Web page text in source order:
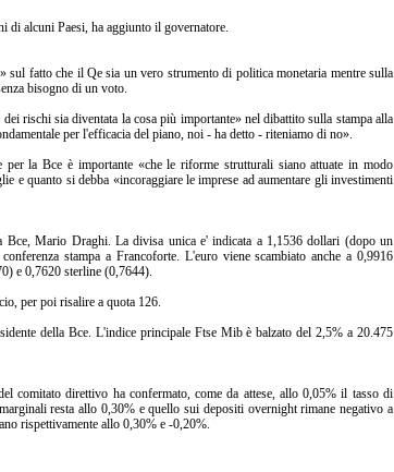
di alcuni Paesi, ha aggiunto il governatore.
sul fatto che il Qe sia un vero strumento di politica monetaria mentre sulla
bisogno di un voto.
rischi sia diventata la cosa più importante» nel dibattito sulla stampa alla
per l'efficacia del piano, noi - ha detto - riteniamo di no».
la Bce è importante «che le riforme strutturali siano attuate in modo
e quanto si debba «incoraggiare le imprese ad aumentare gli investimenti
Mario Draghi. La divisa unica e' indicata a 1,1536 dollari (dopo un
stampa a Francoforte. L'euro viene scambiato anche a 0,9916
e 0,7620 sterline (0,7644).
per poi risalire a quota 126.
della Bce. L'indice principale Ftse Mib è balzato del 2,5% a 20.475
comitato direttivo ha confermato, come da attese, allo 0,05% il tasso di
resta allo 0,30% e quello sui depositi overnight rimane negativo a
rispettivamente allo 0,30% e -0,20%.